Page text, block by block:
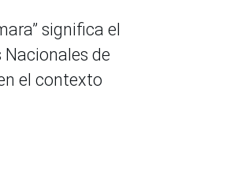
significa el
de
el contexto